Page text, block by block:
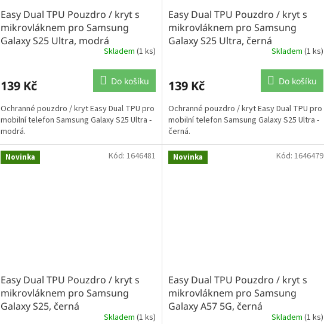
Easy Dual TPU Pouzdro / kryt s
mikrovláknem pro Samsung
Galaxy S25 Ultra, modrá
Skladem (1 ks)
139 Kč Do košíku
Ochranné pouzdro / kryt Easy Dual TPU pro
mobilní telefon Samsung Galaxy S25 Ultra -
modrá.
Easy Dual TPU Pouzdro / kryt s
mikrovláknem pro Samsung
Galaxy S25 Ultra, černá
Skladem (1 ks)
139 Kč Do košíku
Ochranné pouzdro / kryt Easy Dual TPU pro
mobilní telefon Samsung Galaxy S25 Ultra -
černá.
Novinka
Easy Dual TPU Pouzdro / kryt s
mikrovláknem pro Samsung
Galaxy S25, černá
Skladem (1 ks)
Kód: 1646481 Novinka
Easy Dual TPU Pouzdro / kryt s
mikrovláknem pro Samsung
Galaxy A57 5G, černá
Skladem (1 ks)
Kód: 1646479